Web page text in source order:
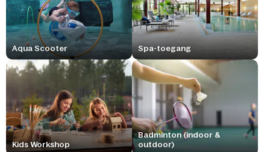
Aqua Scooter Spa-toegang
Kids Workshop
Badminton (indoor &
outdoor)